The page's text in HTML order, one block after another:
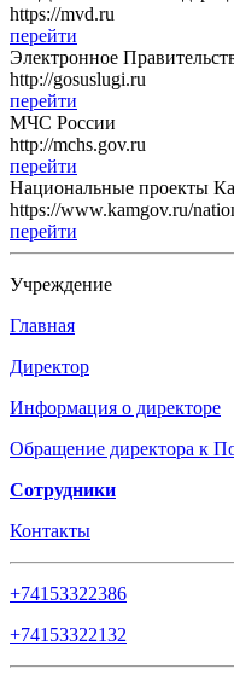
https://mvd.ru
перейти
Электронное
http://gosuslugi.ru
перейти
МЧС России
http://mchs.gov.ru
перейти
Национальные проекты
https://www.kamgov.ru/
перейти
Учреждение
Главная
Директор
Информация о директоре
Обращение директора к
Сотрудники
Контакты
+74153322386
+74153322132